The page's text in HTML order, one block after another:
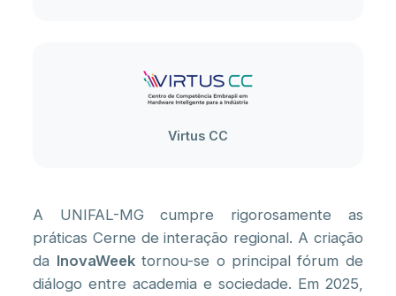
Virtus CC
A UNIFAL-MG cumpre rigorosamente as
práticas Cerne de interação regional. A criação
da InovaWeektornou-se o principal fórum de
diálogo entre academia e sociedade. Em 2025,